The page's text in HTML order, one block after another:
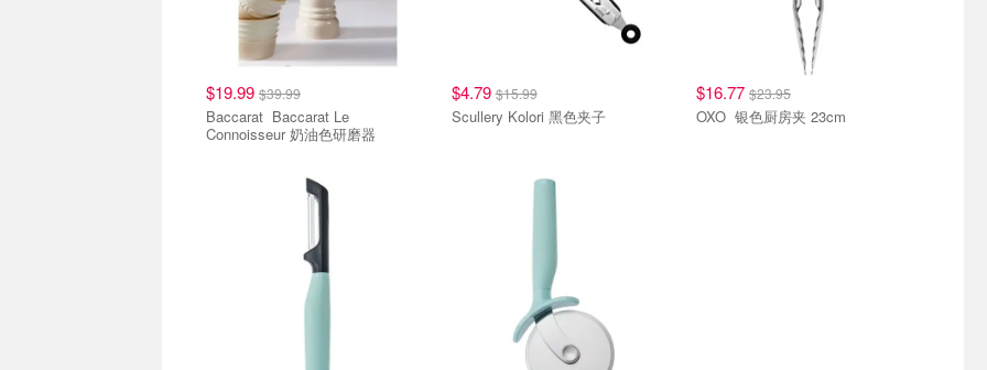
$19.99 $39.99
Baccarat Baccarat Le
Connoisseur 奶油色研磨器
$4.79$15.99
Scullery Kolori 黑色夹子
$16.77 $23.95
OXO 银色厨房夹 23cm